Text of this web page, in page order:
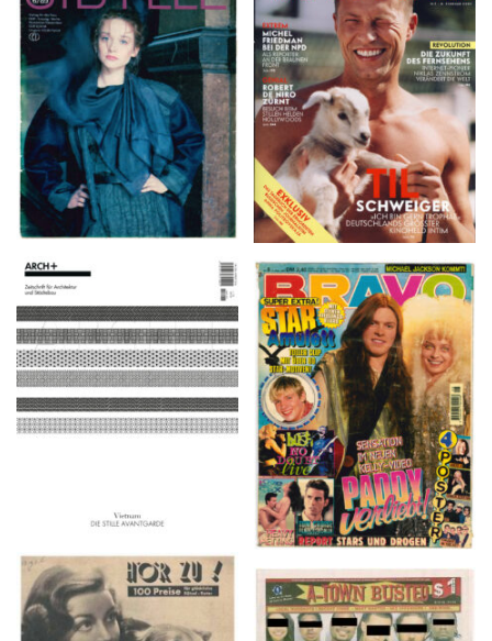
VANITY FAIR – Nr. 7 –
8. Februar 2007
SIBYLLE 6/89
ARCH+ Nr. 226, Herbst
2016
BRAVO – Nr. 8, 13. Febr.
1997
HÖR ZU! – 1949,
A-TOWN BUSTED –